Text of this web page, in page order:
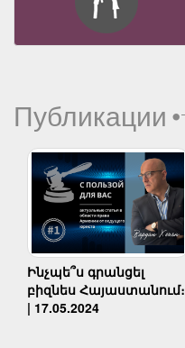
Публикации•
Ինչպե՞ս գրանցել
բիզնես Հայաստանում։
| 17.05.2024